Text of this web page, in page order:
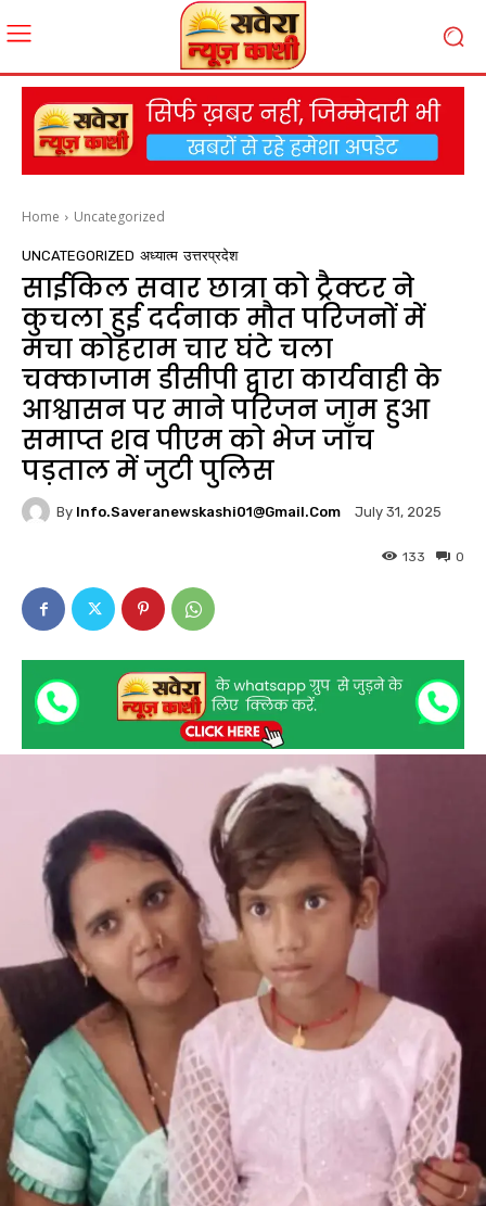
Home Uncategorized
UNCATEGORIZED अध्यात्म उत्तरप्रदेश
साईकिल सवार छात्रा को ट्रैक्टर ने
कुचला हुई दर्दनाक मौत परिजनों में
मचा कोहराम चार घंटे चला
चक्काजाम डीसीपी द्वारा कार्यवाही के
आश्वासन पर माने परिजन जाम हुआ
समाप्त शव पीएम को भेज जाँच
पड़ताल में जुटी पुलिस
By Info.saveranewskashi01@gmail.com July 31, 2025
0
133